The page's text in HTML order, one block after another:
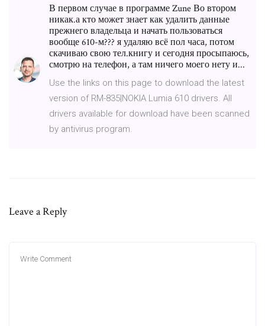
В первом случае в программе Zune Во втором
никак.а кто может знает как удалить данные
прежнего владельца и начать пользоваться
вообще 610-м??? я удаляю всё пол часа, потом
скачиваю свою тел.книгу и сегодня просыпаюсь,
смотрю на телефон, а там ничего моего нету и...
Use the links on this page to download the latest
version of RM-835|NOKIA Lumia 610 drivers. All
drivers available for download have been scanned
by antivirus program.
Leave a Reply